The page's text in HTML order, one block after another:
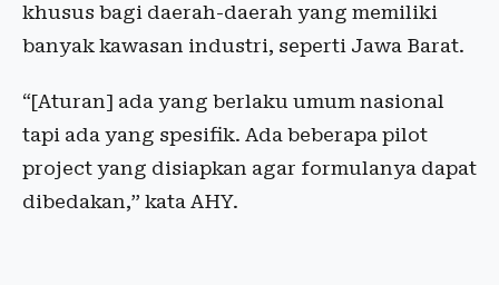
khusus bagi daerah-daerah yang memiliki
banyak kawasan industri, seperti Jawa Barat.
“[Aturan] ada yang berlaku umum nasional
tapi ada yang spesifik. Ada beberapa pilot
project yang disiapkan agar formulanya dapat
dibedakan,” kata AHY.